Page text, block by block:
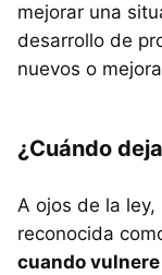
mejorar una
desarrollo de
nuevos o
¿Cuándo
A ojos de la
reconocida
cuando